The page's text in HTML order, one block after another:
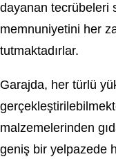
dayanan tecrübeleri
memnuniyetini her
tutmaktadırlar.
Garajda, her türlü
malzemelerinden
geniş bir yelpazede